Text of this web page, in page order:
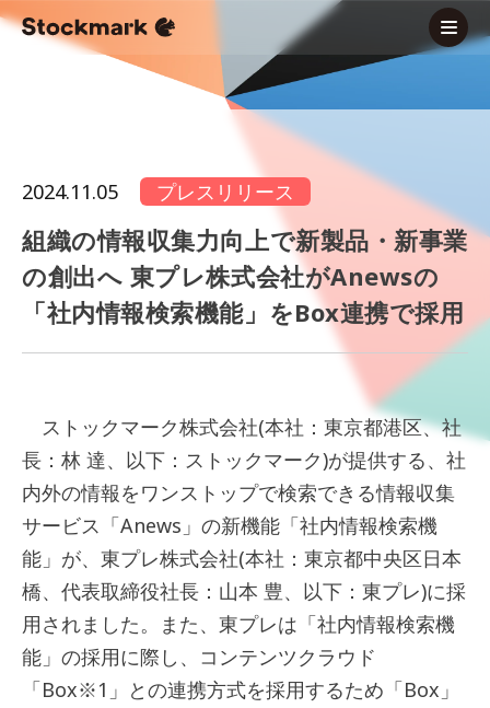
2024.11.05 プレスリリース
組織の情報収集力向上で新製品・新事業
の創出へ 東プレ株式会社がAnewsの
「社内情報検索機能」をBox連携で採用
ストックマーク株式会社(本社：東京都港区、社
長：林 達、以下：ストックマーク)が提供する、社
内外の情報をワンストップで検索できる情報収集
サービス「Anews」の新機能「社内情報検索機
能」が、東プレ株式会社(本社：東京都中央区日本
橋、代表取締役社長：山本 豊、以下：東プレ)に採
用されました。また、東プレは「社内情報検索機
能」の採用に際し、コンテンツクラウド
「Box※1 」との連携方式を採用するため「Box」